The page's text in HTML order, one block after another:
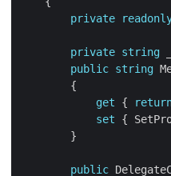
private
private string
public string
get {
set {
public